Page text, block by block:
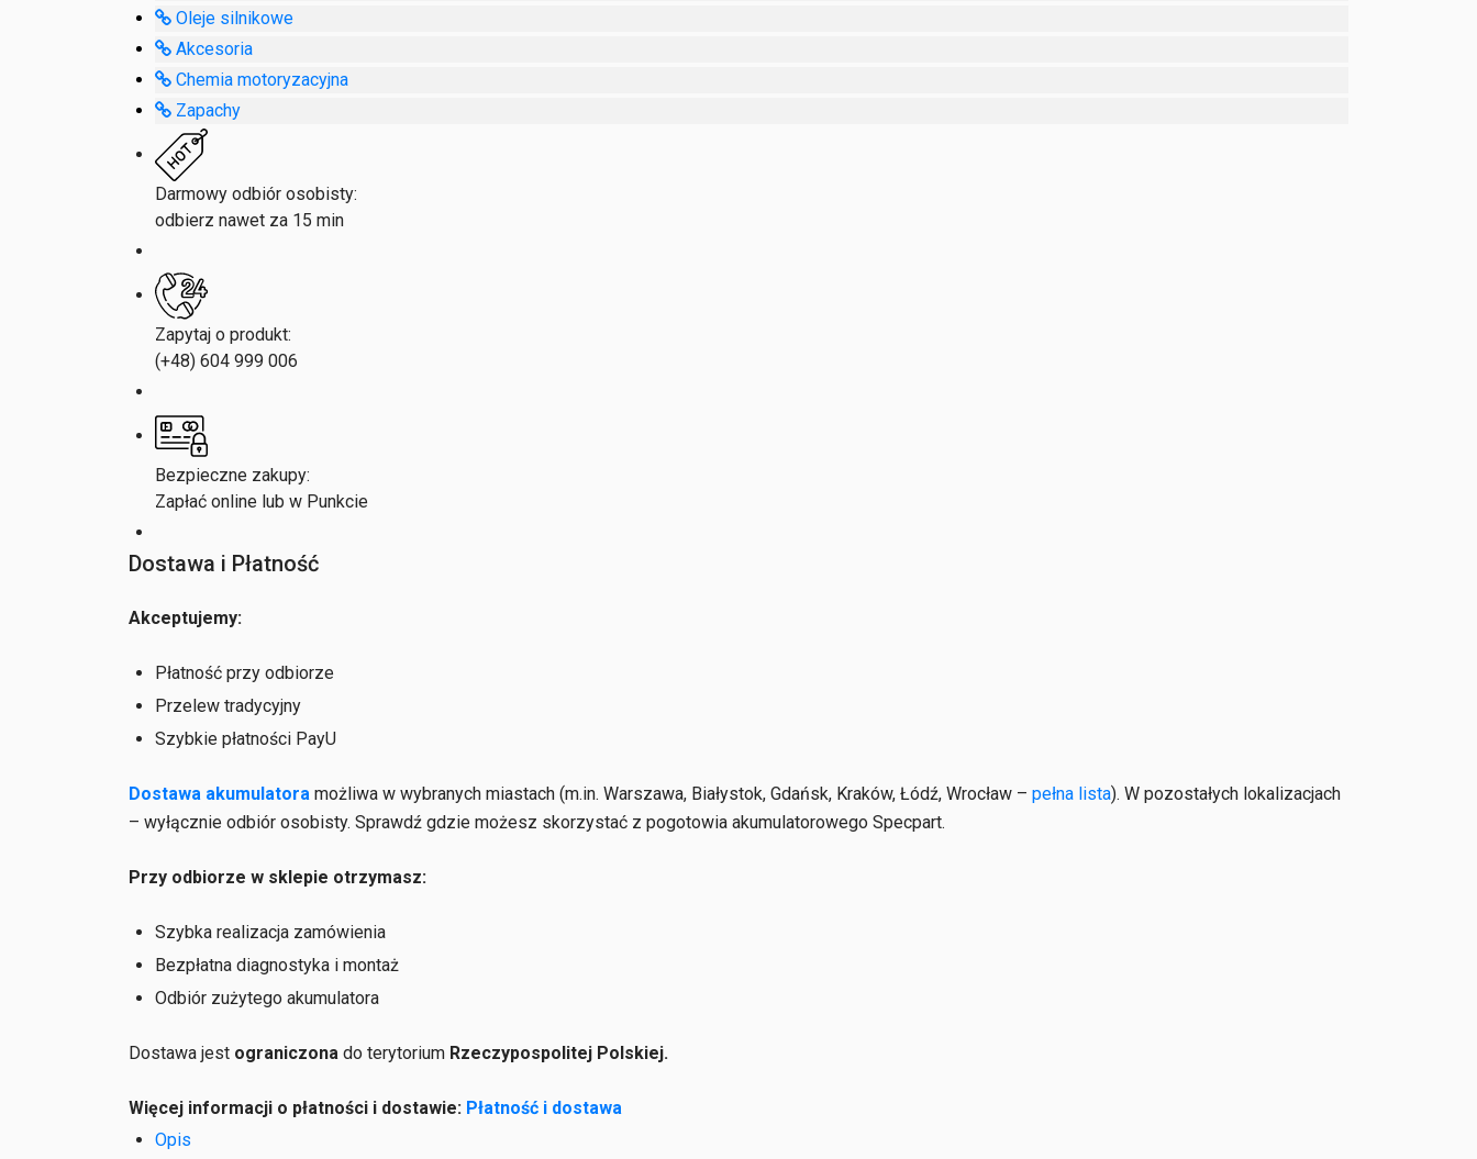
Oleje silnikowe
Akcesoria
Chemia motoryzacyjna
Zapachy
Darmowy odbiór osobisty:
odbierz nawet za 15 min
Zapytaj o produkt:
(+48) 604 999 006
Bezpieczne zakupy:
Zapłać online lub w Punkcie
Dostawa i Płatność
Akceptujemy:
Płatność przy odbiorze
Przelew tradycyjny
Szybkie płatności PayU
Dostawa akumulatora możliwa w wybranych miastach (m.in. Warszawa, Białystok, Gdańsk, Kraków, Łódź, Wrocław – pełna lista). W pozostałych lokalizacjach
– wyłącznie odbiór osobisty. Sprawdź gdzie możesz skorzystać z pogotowia akumulatorowego Specpart.
Przy odbiorze w sklepie otrzymasz:
Szybka realizacja zamówienia
Bezpłatna diagnostyka i montaż
Odbiór zużytego akumulatora
Dostawa jest ograniczona do terytorium Rzeczypospolitej Polskiej.
Więcej informacji o płatności i dostawie: Płatność i dostawa
Opis